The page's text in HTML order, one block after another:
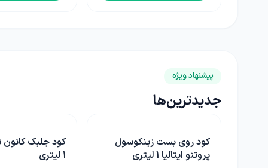
پیشنهاد ویژه
جدیدترین‌ها
کود جلبک کانون نویکم ترکیه
1 لیتری
سم علفکش
سم 500 سی سی